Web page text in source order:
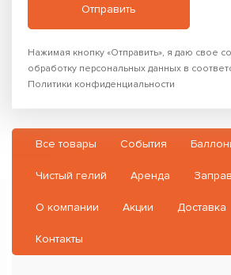
Нажимая кнопку «Отправить», я даю свое
обработку персональных данных в
Политики конфиденциальности
Все товары События
Чистый гелий Аренда
О компании Акции Доставка
Контакты